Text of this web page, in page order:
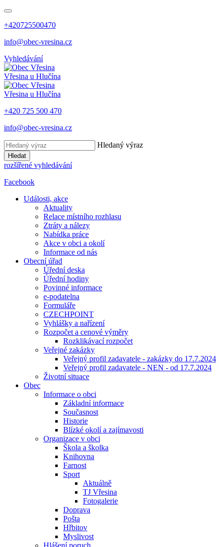
+420725500470
info@obec-vresina.cz
Vyhledávání
Vřesina u Hlučína
Vřesina u Hlučína
+420 725 500 470
info@obec-vresina.cz
Hledaný výraz
Hledat
rozšířené vyhledávání
Facebook
Události, akce
Aktuality
Relace místního rozhlasu
Ztráty a nálezy
Nabídka práce
Akce v obci a okolí
Informace od nás
Obecní úřad
Úřední deska
Úřední hodiny
Povinné informace
e-podatelna
Formuláře
CZECHPOINT
Vyhlášky a nařízení
Rozpočet a cenové výměry
Rozklikávací rozpočet
Veřejné zakázky
Veřejný profil zadavatele - zakázky do 17.7.2024
Veřejný profil zadavatele - NEN - od 17.7.2024
Životní situace
Obec
Informace o obci
Základní informace
Současnost
Historie
Blízké okolí a zajímavosti
Organizace v obci
Škola a školka
Knihovna
Farnost
Sport
Aktuálně
TJ Vřesina
Fotogalerie
Doprava
Pošta
Hřbitov
Myslivost
Hlášení poruch